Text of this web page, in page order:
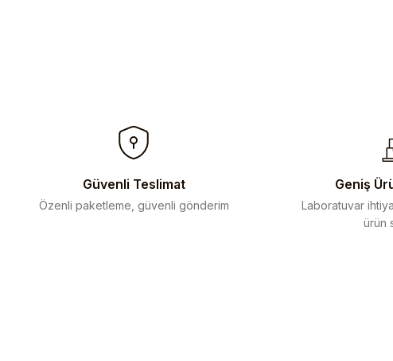
Güvenli Teslimat
Özenli paketleme, güvenli gönderim
Geniş
Laboratuvar
ürün